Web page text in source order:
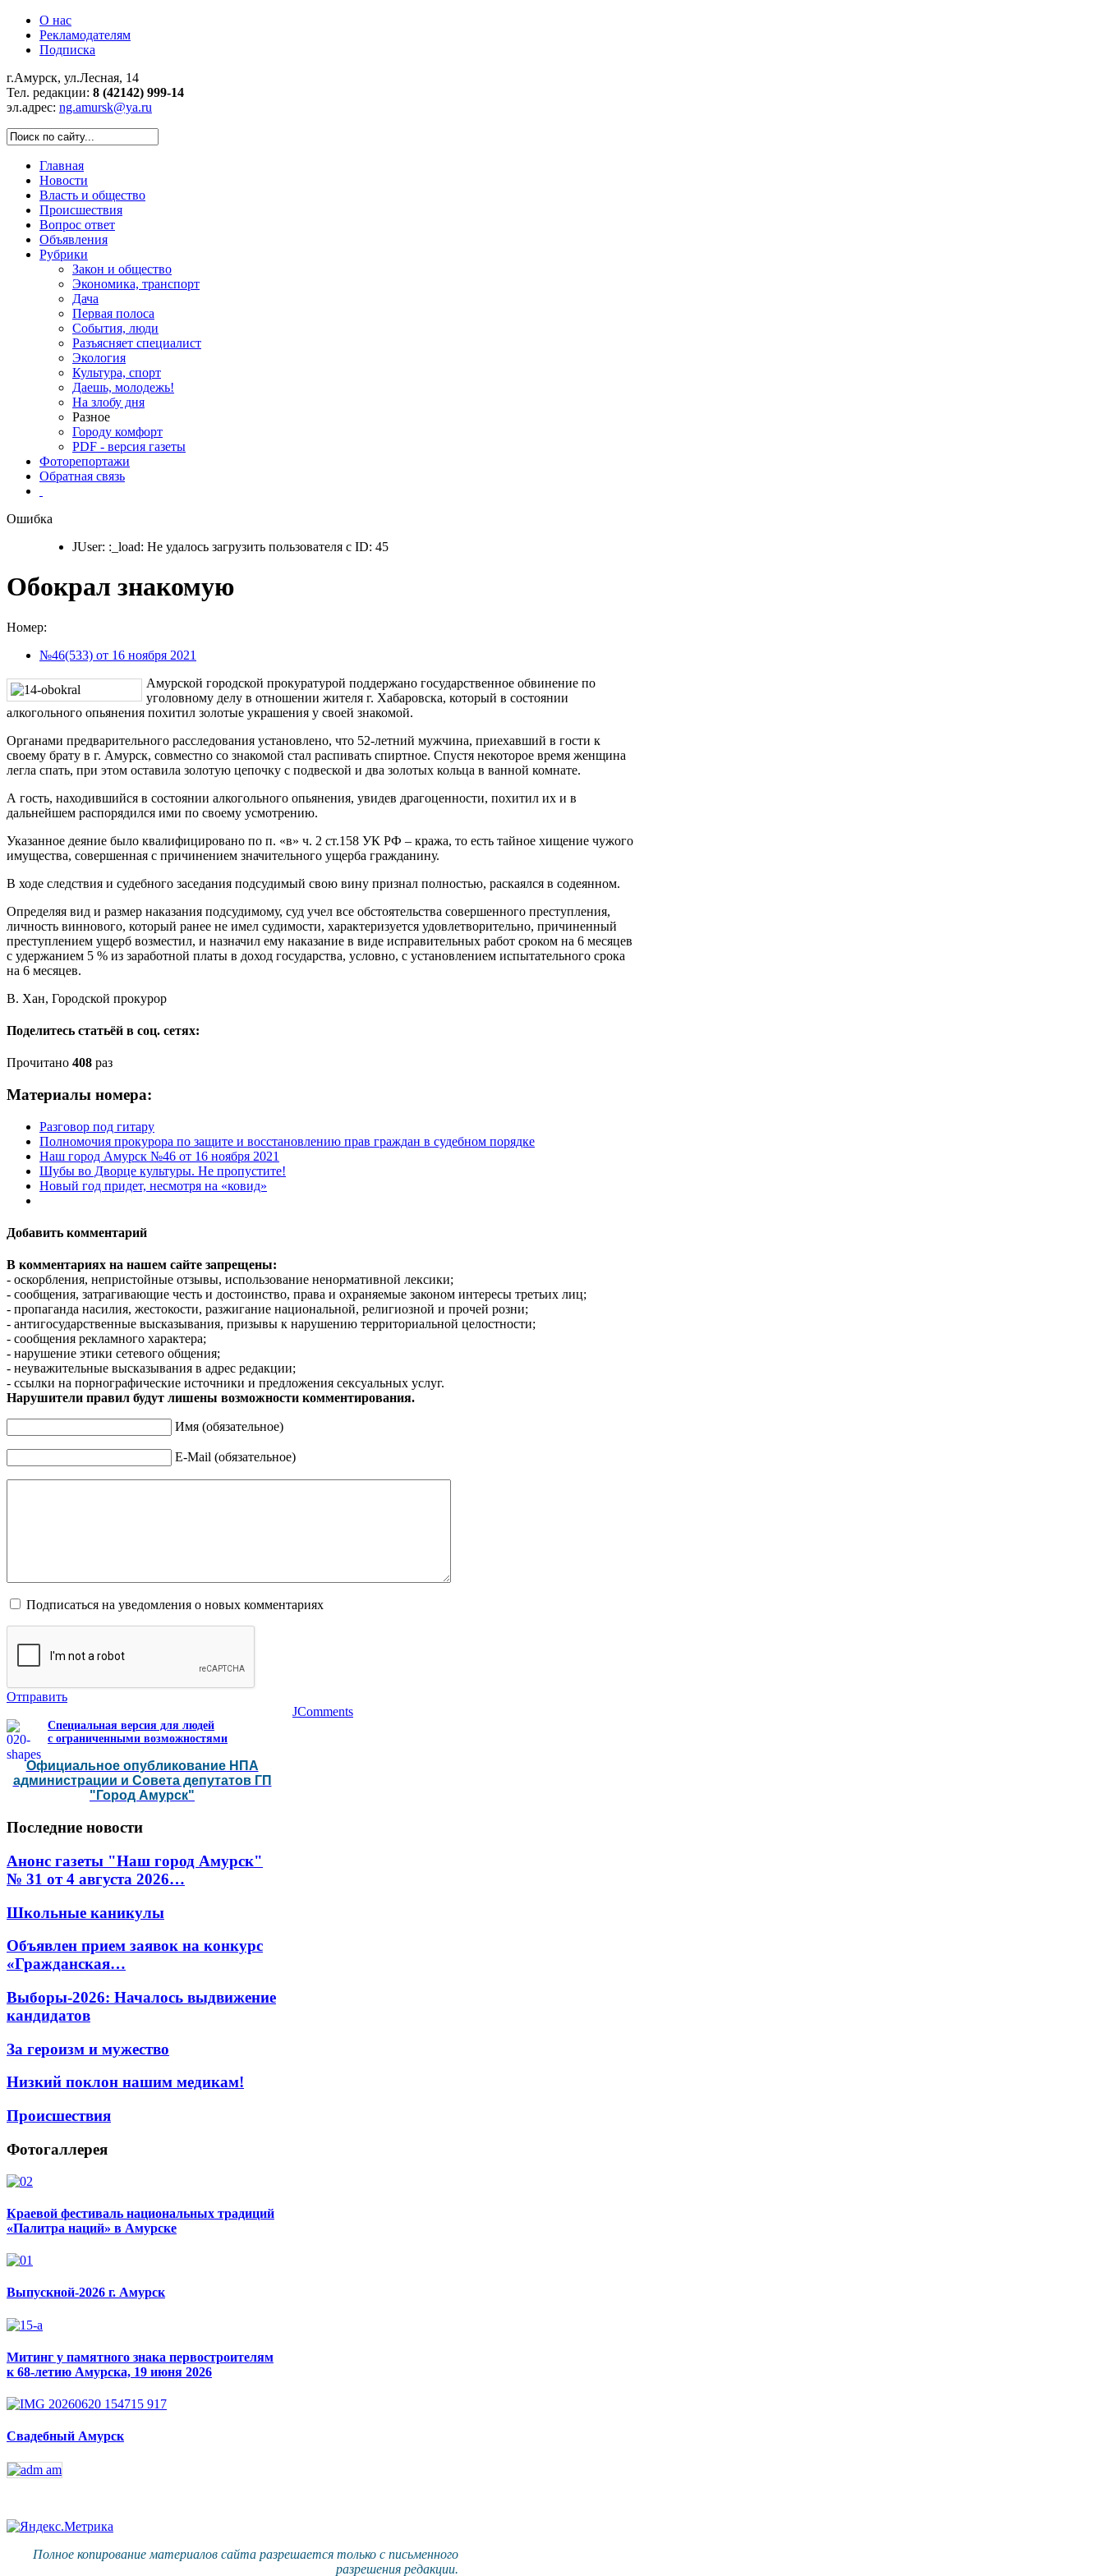
О нас
Рекламодателям
Подписка
г.Амурск, ул.Лесная, 14
Тел. редакции: 8 (42142) 999-14
эл.адрес: ng.amursk@ya.ru
Главная
Новости
Власть и общество
Происшествия
Вопрос ответ
Объявления
Рубрики
Закон и общество
Экономика, транспорт
Дача
Первая полоса
События, люди
Разъясняет специалист
Экология
Культура, спорт
Даешь, молодежь!
На злобу дня
Разное
Городу комфорт
PDF - версия газеты
Фоторепортажи
Обратная связь
Ошибка
JUser: :_load: Не удалось загрузить пользователя с ID: 45
Обокрал знакомую
Номер:
№46(533) от 16 ноября 2021
Амурской городской прокуратурой поддержано государственное обвинение по
уголовному делу в отношении жителя г. Хабаровска, который в состоянии
алкогольного опьянения похитил золотые украшения у своей знакомой.
Органами предварительного расследования установлено, что 52-летний мужчина, приехавший в гости к
своему брату в г. Амурск, совместно со знакомой стал распивать спиртное. Спустя некоторое время женщина
легла спать, при этом оставила золотую цепочку с подвеской и два золотых кольца в ванной комнате.
А гость, находившийся в состоянии алкогольного опьянения, увидев драгоценности, похитил их и в
дальнейшем распорядился ими по своему усмотрению.
Указанное деяние было квалифицировано по п. «в» ч. 2 ст.158 УК РФ – кража, то есть тайное хищение чужого
имущества, совершенная с причинением значительного ущерба гражданину.
В ходе следствия и судебного заседания подсудимый свою вину признал полностью, раскаялся в содеянном.
Определяя вид и размер наказания подсудимому, суд учел все обстоятельства совершенного преступления,
личность виннового, который ранее не имел судимости, характеризуется удовлетворительно, причиненный
преступлением ущерб возместил, и назначил ему наказание в виде исправительных работ сроком на 6 месяцев
с удержанием 5 % из заработной платы в доход государства, условно, с установлением испытательного срока
на 6 месяцев.
В. Хан, Городской прокурор
Поделитесь статьёй в соц. сетях:
Прочитано 408 раз
Материалы номера:
Разговор под гитару
Полномочия прокурора по защите и восстановлению прав граждан в судебном порядке
Наш город Амурск №46 от 16 ноября 2021
Шубы во Дворце культуры. Не пропустите!
Новый год придет, несмотря на «ковид»
Добавить комментарий
В комментариях на нашем сайте запрещены:
- оскорбления, непристойные отзывы, использование ненормативной лексики;
- сообщения, затрагивающие честь и достоинство, права и охраняемые законом интересы третьих лиц;
- пропаганда насилия, жестокости, разжигание национальной, религиозной и прочей розни;
- антигосударственные высказывания, призывы к нарушению территориальной целостности;
- сообщения рекламного характера;
- нарушение этики сетевого общения;
- неуважительные высказывания в адрес редакции;
- ссылки на порнографические источники и предложения сексуальных услуг.
Нарушители правил будут лишены возможности комментирования.
Имя (обязательное)
E-Mail (обязательное)
Подписаться на уведомления о новых комментариях
Отправить
JComments
Специальная версия для людей
с ограниченными возможностями
Официальное опубликование НПА
администрации и Совета депутатов ГП
"Город Амурск"
Последние новости
Анонс газеты "Наш город Амурск"
№ 31 от 4 августа 2026…
Школьные каникулы
Объявлен прием заявок на конкурс
«Гражданская…
Выборы-2026: Началось выдвижение
кандидатов
За героизм и мужество
Низкий поклон нашим медикам!
Происшествия
Фотогаллерея
Краевой фестиваль национальных традиций
«Палитра наций» в Амурске
Выпускной-2026 г. Амурск
Митинг у памятного знака первостроителям
к 68-летию Амурска, 19 июня 2026
Свадебный Амурск
Полное копирование материалов сайта разрешается только с письменного
разрешения редакции.